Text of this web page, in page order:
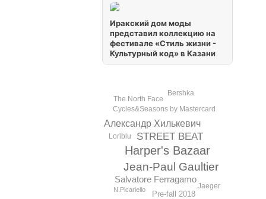
Иракский дом моды
представил коллекцию на
фестивале «Стиль жизни -
Культурный код» в Казани
Harper's Bazaar
Jean-Paul Gaultier
STREET BEAT
Александр Хилькевич
Salvatore Ferragamo
Pre-fall 2018
Loriblu
Cycles&Seasons by Mastercard
Bershka
The North Face
Jaeger
N.Picariello